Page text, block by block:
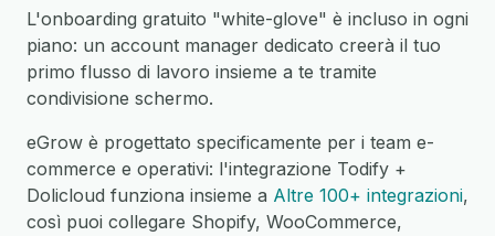
L'onboarding gratuito "white-glove" è incluso in ogni
piano: un account manager dedicato creerà il tuo
primo flusso di lavoro insieme a te tramite
condivisione schermo.
eGrow è progettato specificamente per i team e-
commerce e operativi: l'integrazione Todify +
Dolicloud funziona insieme a Altre 100+ integrazioni,
così puoi collegare Shopify, WooCommerce,